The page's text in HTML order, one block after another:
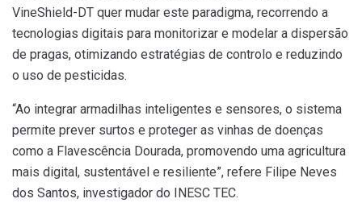
VineShield-DT quer mudar este paradigma, recorrendo a
tecnologias digitais para monitorizar e modelar a dispersão
de pragas, otimizando estratégias de controlo e reduzindo
o uso de pesticidas.
“Ao integrar armadilhas inteligentes e sensores, o sistema
permite prever surtos e proteger as vinhas de doenças
como a Flavescência Dourada, promovendo uma agricultura
mais digital, sustentável e resiliente”, refere Filipe Neves
dos Santos, investigador do INESC TEC.